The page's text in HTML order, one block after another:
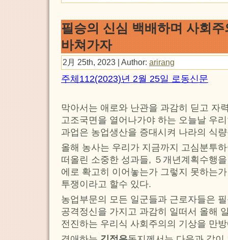
필승의 신심 백배하며 사회
바쳐가자
2月 25th, 2023 | Author: arirang
주체112(2023)년 2월 25일 로동신문
막아서는 애로와 난관을 과감히 딛고 자
고조국면을 열어나가야 하는 오늘날 우
과업은 농업생산을 증대시켜 나라의 식
올해 농사는 우리가 지금까지 고심분투
떠올린 소중한 성과들, ５개년계획수행
에로 확고히 이어놓는가 그렇지 못하는
투쟁이라고 할수 있다.
농업부문의 모든 일군들과 근로자들은
공격정신을 가지고 과감히 일떠서 올해
전진하는 우리식 사회주의의 기상을 만